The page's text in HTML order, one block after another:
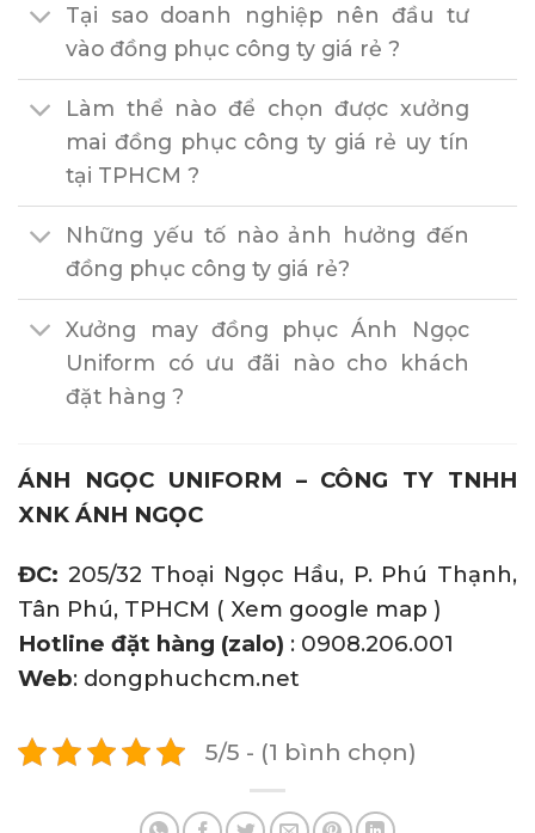
Tại sao doanh nghiệp nên đầu tư
vào đồng phục công ty giá rẻ ?
Làm thể nào để chọn được xưởng
mai đồng phục công ty giá rẻ uy tín
tại TPHCM ?
Những yếu tố nào ảnh hưởng đến
đồng phục công ty giá rẻ?
Xưởng may đồng phục Ánh Ngọc
Uniform có ưu đãi nào cho khách
đặt hàng ?
ÁNH NGỌC UNIFORM – CÔNG TY TNHH
XNK ÁNH NGỌC
ĐC: 205/32 Thoại Ngọc Hầu, P. Phú Thạnh,
Tân Phú, TPHCM ( Xem google map )
Hotline đặt hàng (zalo) : 0908.206.001
Web: dongphuchcm.net
5/5 - (1 bình chọn)